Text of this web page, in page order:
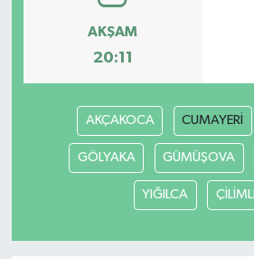
AKŞAM
20:11
AKÇAKOCA CUMAYERİ
GÖLYAKA GÜMÜŞOVA
YIĞILCA ÇİLİMLİ